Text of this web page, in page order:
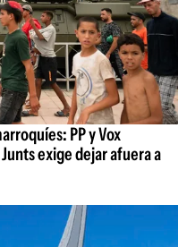
PP y Vox
exige dejar afuera a